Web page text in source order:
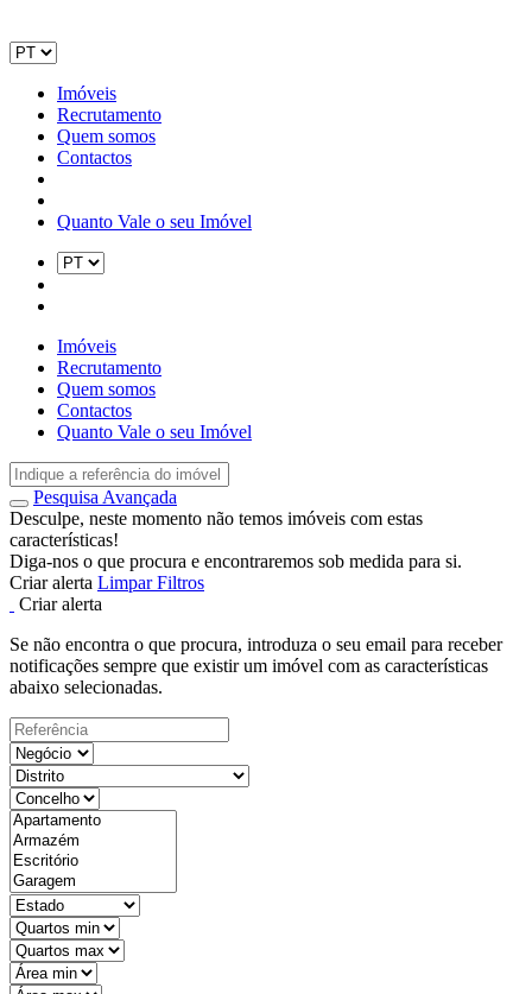
Imóveis
Recrutamento
Quem somos
Contactos
Quanto Vale o seu Imóvel
Imóveis
Recrutamento
Quem somos
Contactos
Quanto Vale o seu Imóvel
Pesquisa Avançada
Desculpe, neste momento não temos imóveis com estas
características!
Diga-nos o que procura e encontraremos sob medida para si.
Criar alerta Limpar Filtros
Criar alerta
Se não encontra o que procura, introduza o seu email para receber
notificações sempre que existir um imóvel com as características
abaixo selecionadas.